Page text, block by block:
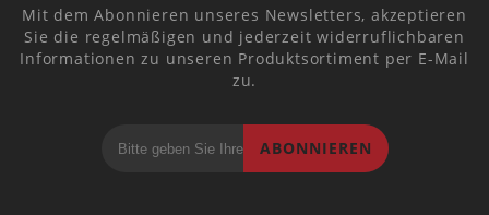
Mit dem Abonnieren unseres Newsletters, akzeptieren
Sie die regelmäßigen und jederzeit widerruflichbaren
Informationen zu unseren Produktsortiment per E-Mail
zu.
ABONNIEREN